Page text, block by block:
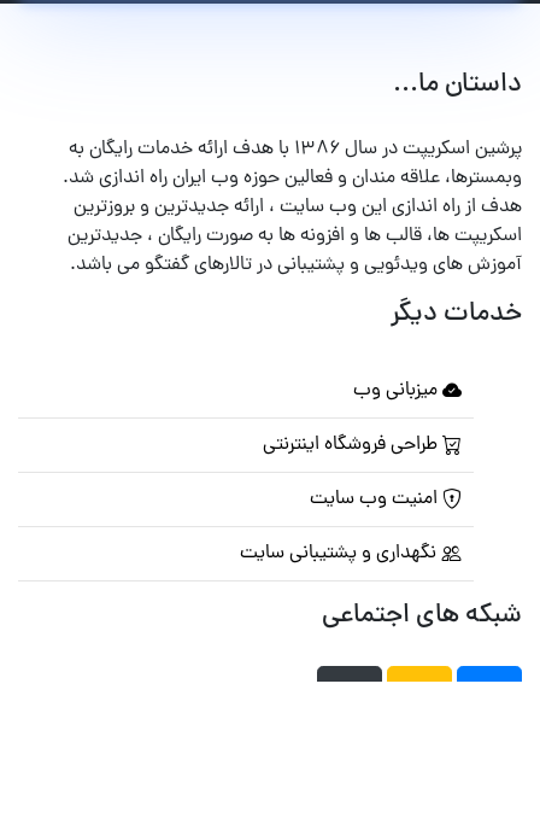
داستان ما...
پرشین اسکریپت در سال ۱۳۸۶ با هدف ارائه خدمات رایگان به
وبمسترها، علاقه مندان و فعالین حوزه وب ایران راه اندازی شد.
هدف از راه اندازی این وب سایت ، ارائه جدیدترین و بروزترین
اسکریپت ها، قالب ها و افزونه ها به صورت رایگان ، جدیدترین
آموزش های ویدئویی و پشتیبانی در تالارهای گفتگو می باشد.
خدمات دیگر
میزبانی وب
طراحی فروشگاه اینترنتی
امنیت وب سایت
نگهداری و پشتیبانی سایت
شبکه های اجتماعی